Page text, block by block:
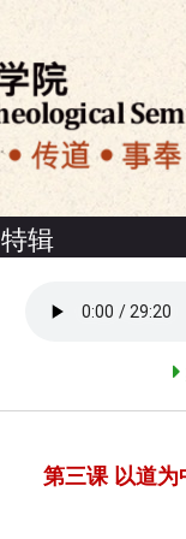
特辑
第三课 以道